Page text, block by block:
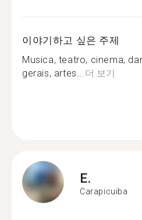
이야기하고 싶은 주제
Musica, teatro, cinema,
gerais, artes...더 보기
E.
Carapicuiba